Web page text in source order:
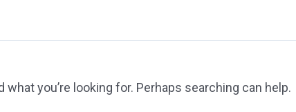
what you’re looking for. Perhaps searching can help.